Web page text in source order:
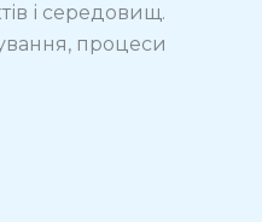
і середовищ.
процеси